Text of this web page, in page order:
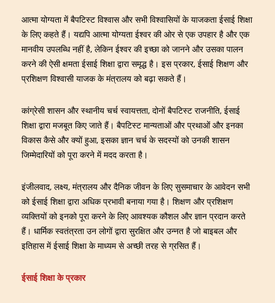
आत्मा योग्यता में बैपटिस्ट विश्वास और सभी विश्वासियों के याजकता ईसाई शिक्षा
के लिए कहते हैं। यद्यपि आत्मा योग्यता ईश्वर की ओर से एक उपहार है और एक
मानवीय उपलब्धि नहीं है, लेकिन ईश्वर की इच्छा को जानने और उसका पालन
करने की ऐसी क्षमता ईसाई शिक्षा द्वारा समृद्ध है। इस प्रकार, ईसाई शिक्षण और
प्रशिक्षण विश्वासी याजक के मंत्रालय को बढ़ा सकते हैं।
कांग्रेसी शासन और स्थानीय चर्च स्वायत्तता, दोनों बैपटिस्ट राजनीति, ईसाई
शिक्षा द्वारा मजबूत किए जाते हैं। बैपटिस्ट मान्यताओं और प्रथाओं और इनका
विकास कैसे और क्यों हुआ, इसका ज्ञान चर्च के सदस्यों को उनकी शासन
जिम्मेदारियों को पूरा करने में मदद करता है।
इंजीलवाद, लक्ष्य, मंत्रालय और दैनिक जीवन के लिए सुसमाचार के आवेदन सभी
को ईसाई शिक्षा द्वारा अधिक प्रभावी बनाया गया है। शिक्षण और प्रशिक्षण
व्यक्तियों को इनको पूरा करने के लिए आवश्यक कौशल और ज्ञान प्रदान करते
हैं। धार्मिक स्वतंत्रता उन लोगों द्वारा सुरक्षित और उन्नत है जो बाइबल और
इतिहास में ईसाई शिक्षा के माध्यम से अच्छी तरह से ग्रसित हैं।
ईसाई शिक्षा के प्रकार